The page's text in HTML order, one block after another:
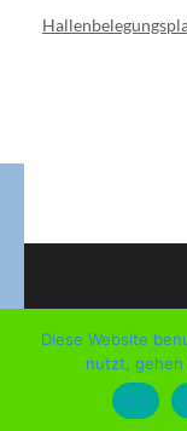
Copyright
Entwickelt von
Diese Website
nutzt, gehen
OK